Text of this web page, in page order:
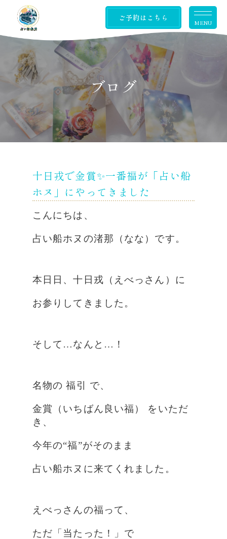
ご予約はこちら
MENU
ブログ
十日戎で金賞✨一番福が「占い船
ホヌ」にやってきました
こんにちは、
占い船ホヌの渚那（なな）です。
本日日、十日戎（えべっさん）に
お参りしてきました。
そして…なんと…！
名物の 福引 で、
金賞（いちばん良い福） をいただ
き、
今年の“福”がそのまま
占い船ホヌに来てくれました。
えべっさんの福って、
ただ「当たった！」で